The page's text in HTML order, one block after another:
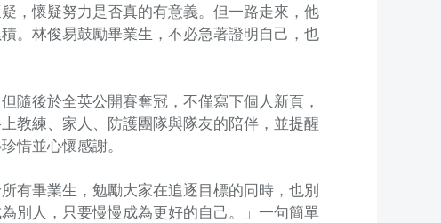
，懷疑努力是否真的有意義。但一路走來，他
。林俊易鼓勵畢業生，不必急著證明自己，也
隨後於全英公開賽奪冠，不僅寫下個人新頁，
教練、家人、防護團隊與隊友的陪伴，並提醒
惜並心懷感謝。
有畢業生，勉勵大家在追逐目標的同時，也別
別人，只要慢慢成為更好的自己。」一句簡單